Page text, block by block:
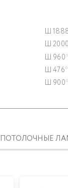
Ш
Ш
Ш
Ш
Ш
ПОТОЛОЧНЫЕ